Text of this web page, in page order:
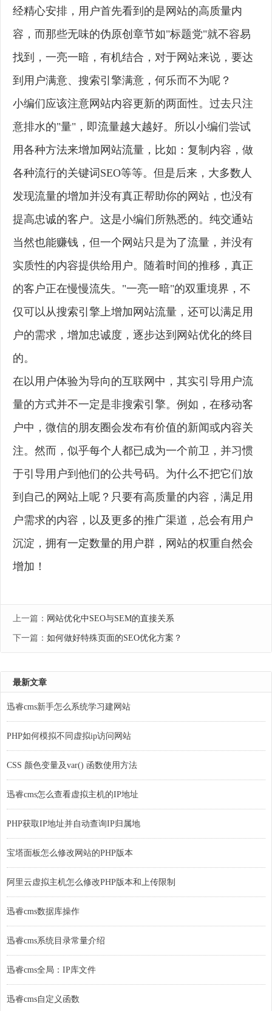
经精心安排，用户首先看到的是网站的高质量内
容，而那些无味的伪原创章节如"标题党"就不容易
找到，一亮一暗，有机结合，对于网站来说，要达
到用户满意、搜索引擎满意，何乐而不为呢？
小编们应该注意网站内容更新的两面性。过去只注
意排水的"量"，即流量越大越好。所以小编们尝试
用各种方法来增加网站流量，比如：复制内容，做
各种流行的关键词SEO等等。但是后来，大多数人
发现流量的增加并没有真正帮助你的网站，也没有
提高忠诚的客户。这是小编们所熟悉的。纯交通站
当然也能赚钱，但一个网站只是为了流量，并没有
实质性的内容提供给用户。随着时间的推移，真正
的客户正在慢慢流失。"一亮一暗"的双重境界，不
仅可以从搜索引擎上增加网站流量，还可以满足用
户的需求，增加忠诚度，逐步达到网站优化的终目
的。
在以用户体验为导向的互联网中，其实引导用户流
量的方式并不一定是非搜索引擎。例如，在移动客
户中，微信的朋友圈会发布有价值的新闻或内容关
注。然而，似乎每个人都已成为一个前卫，并习惯
于引导用户到他们的公共号码。为什么不把它们放
到自己的网站上呢？只要有高质量的内容，满足用
户需求的内容，以及更多的推广渠道，总会有用户
沉淀，拥有一定数量的用户群，网站的权重自然会
增加！
上一篇： 网站优化中SEO与SEM的直接关系
下一篇： 如何做好特殊页面的SEO优化方案？
最新文章
迅睿cms新手怎么系统学习建网站
PHP如何模拟不同虚拟ip访问网站
CSS 颜色变量及var() 函数使用方法
迅睿cms怎么查看虚拟主机的IP地址
PHP获取IP地址并自动查询IP归属地
宝塔面板怎么修改网站的PHP版本
阿里云虚拟主机怎么修改PHP版本和上传限制
迅睿cms数据库操作
迅睿cms系统目录常量介绍
迅睿cms全局：IP库文件
迅睿cms自定义函数